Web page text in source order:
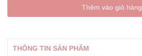
Thêm vào giỏ hàng
THÔNG TIN SẢN PHẨM